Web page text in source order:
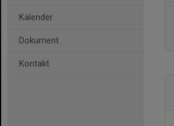
Kalender
Dokument
Kontakt